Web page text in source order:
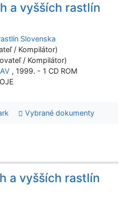
a vyšších rastlín
Slovenska
/ Kompilátor)
/ Kompilátor)
, 1999. - 1 CD ROM
Vybrané dokumenty
a vyšších rastlín